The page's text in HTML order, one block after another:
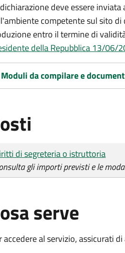
deve essere
competente sul sito
entro il termine di
della Repubblica 13/06/
Moduli da compilare e
di pagamento
di segreteria o istruttoria
gli importi previsti e le
serve
accedere al servizio, assicurati di